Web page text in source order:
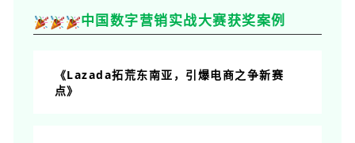
中国数字营销实战大赛获奖案例
《Lazada拓荒东南亚，引爆电商之争新赛
点》